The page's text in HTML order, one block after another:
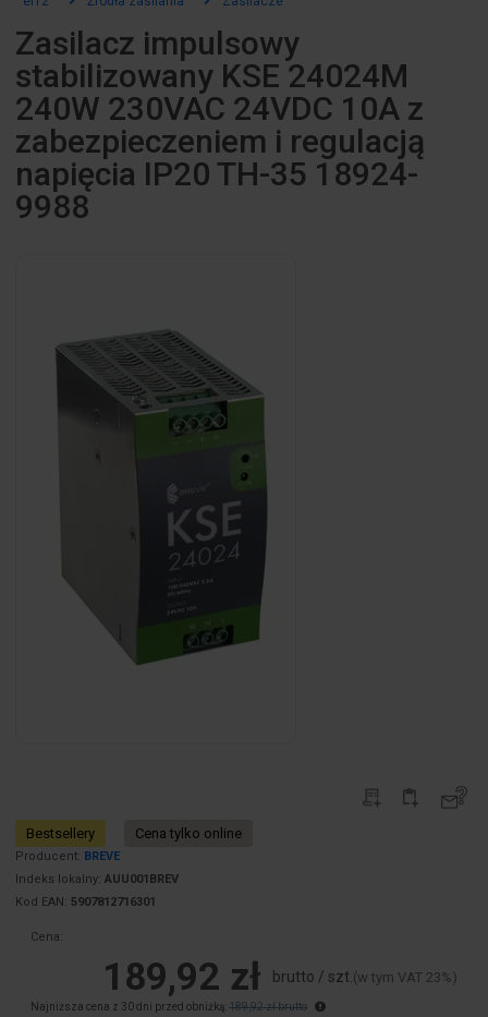
Zasilacz impulsowy
stabilizowany KSE 24024M
240W 230VAC 24VDC 10A z
zabezpieczeniem i regulacją
napięcia IP20 TH-35 18924-
9988
Bestsellery Cena tylko online
Producent: BREVE
Indeks lokalny: AUU001BREV
Kod EAN: 5907812716301
Cena:
189,92 zł brutto / szt. (w tym VAT 23%)
Najniższa cena z 30 dni przed obniżką: 189,92 zł brutto